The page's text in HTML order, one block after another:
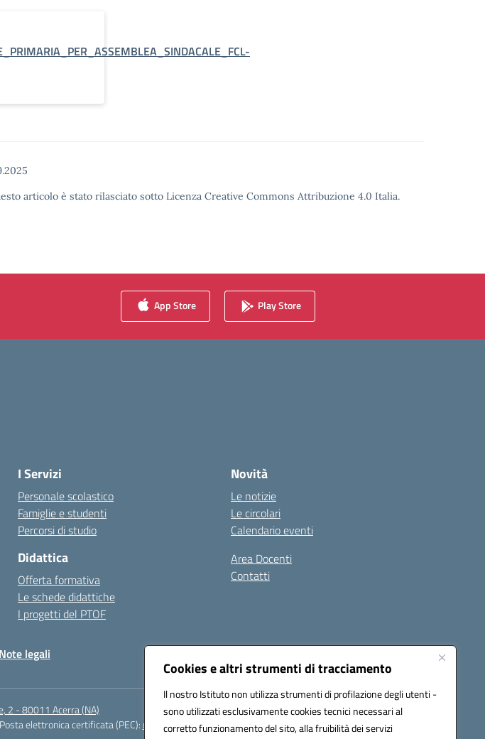
Cookies e altri strumenti di tracciamento
Il nostro Istituto non utilizza strumenti di profilazione degli utenti -
sono utilizzati esclusivamente cookies tecnici necessari al
corretto funzionamento del sito, alla fruibilità dei servizi
articolo è stato rilasciato sotto Licenza Creative Commons Attribuzione 4.0 Italia.
App Store Play Store
I Servizi
Personale scolastico
Famiglie e studenti
Percorsi di studio
Didattica
Offerta formativa
Le schede didattiche
I progetti del PTOF
Novità
Le notizie
Le circolari
Calendario eventi
Area Docenti
Contatti
Note legali Seguici su:
2 - 80011 Acerra (NA)
Posta elettronica certificata (PEC): naee10200g@pec.istruzione.it